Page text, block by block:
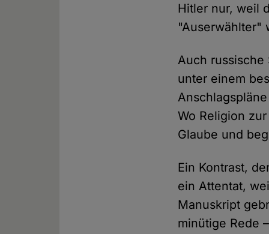
Hitler nur, weil
"Auserwählter"
Auch russische
unter einem
Wo Religion
Glaube und
Ein Kontrast,
ein Attentat,
Manuskript
minütige Rede